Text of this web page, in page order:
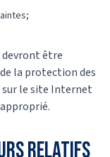
devront être
la protection des
le site Internet
relatifs